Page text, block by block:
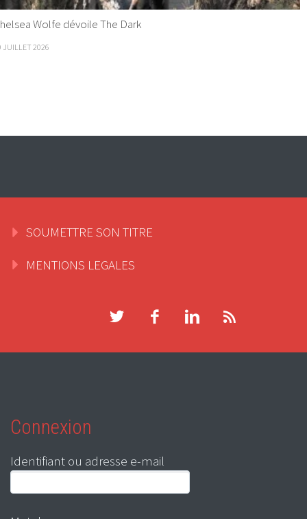
Wolfe dévoile The Dark
JUILLET 2026
SOUMETTRE SON TITRE
MENTIONS LEGALES
Connexion
Identifiant ou adresse e-mail